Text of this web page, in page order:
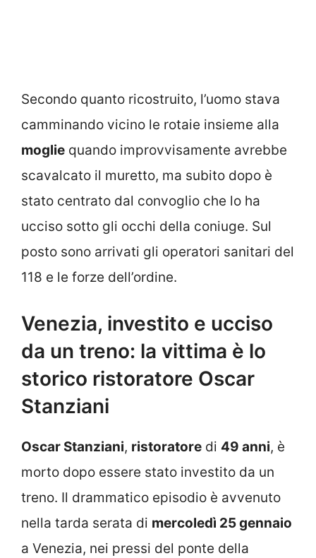
Secondo quanto ricostruito, l’uomo stava
camminando vicino le rotaie insieme alla
moglie quando improvvisamente avrebbe
scavalcato il muretto, ma subito dopo è
stato centrato dal convoglio che lo ha
ucciso sotto gli occhi della coniuge. Sul
posto sono arrivati gli operatori sanitari del
118 e le forze dell’ordine.
Venezia, investito e ucciso
da un treno: la vittima è lo
storico ristoratore Oscar
Stanziani
Oscar Stanziani, ristoratore di 49 anni, è
morto dopo essere stato investito da un
treno. Il drammatico episodio è avvenuto
nella tarda serata di mercoledì 25 gennaio
a Venezia, nei pressi del ponte della